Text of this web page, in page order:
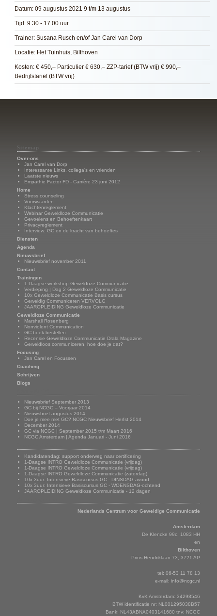
Datum: 09 augustus 2021 9 t/m 13 augustus
Tijd: 9.30 - 17.00 uur
Trainer: Susana Rusch en/of Jan Carel van Dorp
Locatie: Het Tuinhuis, Bilthoven
Kosten: € 450,– Particulier € 630,– ZZP-tarief (BTW vrij) € 990,–
Bedrijfstarief (BTW vrij)
Sitemap
Over-ons
Jan Carel van Dorp
Interessante Links, collega's en vrienden
Laatste nieuws
Empathie Factor FD - Carrière 23 juni 2012
Home
Stress counseling
Voorwaarden
Klachtenreglement
Webinar Geweldloze Communicatie
Gevoelens en Behoeftenkaart
Privacyreglement
Interview: GC en de kracht van behoeftes
Diensten
Agenda
Nieuwsbrief
Nieuwsbrief november 2011
Contact
Trainingen
1-Daagse workshop Geweldoze Communicatie
Verdieping | Dag 2 Geweldloze Communicatie
10x Geweldloze Communicatie Basis cursus
Geweldig Communiceren VERVOLG
JAAROPLEIDING Geweldloze Communicatie
Geweldloze Communicatie
Marshall Rosenberg
Nonviolent Communication
GC boek bestellen
Recensie Geweldloze Communicatie Drala Magazine
Geweldloos communiceren, hoe doe je dat?
Focusing
Jan Carel en Focussen
Coaching
Schrijven
Blogs
Nieuwsbrief September 2013
GC bij NCGC – Voorjaar 2014
Nieuwsbrief augustus 2014
Doe je mee met GC? NCGC Nieuwsbrief Herfst 2014
December 2014
GC via NCGC | September 2015 t/m Maart 2016
NCGC Amsterdam | Agenda Januari - Juni 2016
Kandidatendag: support onderweg naar certificering
1-Daagse INTRO Geweldloze Communicatie (vrijdag)
1-Daagse INTRO Geweldloze Communicatie (vrijdag)
1-Daagse INTRO Geweldloze Communicatie (zaterdag)
10x 3uur: Intensieve Basiscursus GC - DINSDAG-avond
10x 3uur: Intensieve Basiscursus GC - WOENSDAG-ochtend
JAAROPLEIDING Geweldloze Communicatie - 12 dagen
Nederlands Centrum voor Geweldige Communicatie
Amsterdam
De Klencke 99c, 1083 HH
en
Bilthoven
Prins Hendriklaan 73, 3721 AP
tel: 06-53 11 78 13
e-mail: info@ncgc.nl
KvK Amsterdam: 34298546
BTW identificatie nr: NL001295038B57
Bank: NL43ABNA0403141680 tnv: NCGC